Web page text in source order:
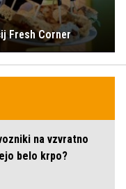
Fresh Corner
na vzvratno
belo krpo?